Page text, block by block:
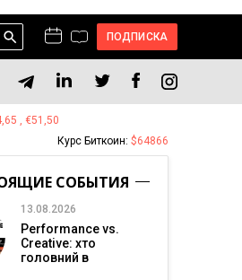
ПОДПИСКА
, €51,50
Курс Биткоин: $64866
СОБЫТИЯ
13.08.2026
Performance vs.
Creative: хто
головний в